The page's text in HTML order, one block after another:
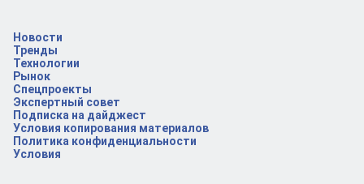
Новости
Тренды
Технологии
Рынок
Спецпроекты
Экспертный совет
Подписка на дайджест
Условия копирования материалов
Политика конфиденциальности
Условия